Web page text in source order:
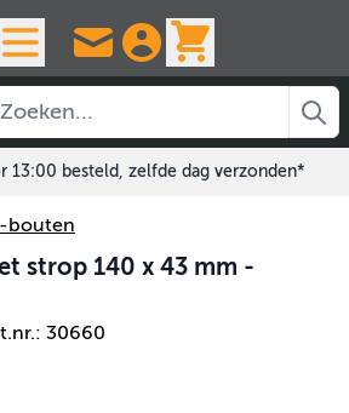
13:00 besteld, zelfde dag verzonden*
bouten
strop 140 x 43 mm -
30660